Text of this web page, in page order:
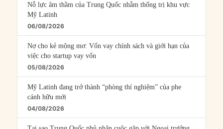
Nỗ lực âm thầm của Trung Quốc nhằm thống trị khu vực
Mỹ Latinh
06/08/2026
Nợ cho kẻ mộng mơ: Vốn vay chính sách và giới hạn của
việc cho startup vay vốn
05/08/2026
Mỹ Latinh đang trở thành “phòng thí nghiệm” của phe
cánh hữu mới
04/08/2026